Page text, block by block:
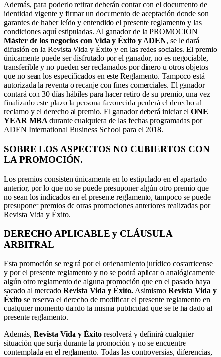
Además, para poderlo retirar deberán contar con el documento de
identidad vigente y firmar un documento de aceptación donde son
garantes de haber leído y entendido el presente reglamento y las
condiciones aquí estipuladas. Al ganador de la PROMOCIÓN
Máster de los negocios con Vida y Éxito y ADEN, se le dará
difusión en la Revista Vida y Éxito y en las redes sociales. El premio
únicamente puede ser disfrutado por el ganador, no es negociable,
transferible y no pueden ser reclamados por dinero u otros objetos
que no sean los especificados en este Reglamento. Tampoco está
autorizada la reventa o recanje con fines comerciales. El ganador
contará con 30 días hábiles para hacer retiro de su premio, una vez
finalizado este plazo la persona favorecida perderá el derecho al
reclamo y el derecho al premio. El ganador deberá iniciar el ONE
YEAR MBA durante cualquiera de las fechas programadas por
ADEN International Business School para el 2018.
SOBRE LOS ASPECTOS NO CUBIERTOS CON
LA PROMOCIÓN.
Los premios consisten únicamente en lo estipulado en el apartado
anterior, por lo que no se puede presuponer algún otro premio que
no sean los indicados en el presente reglamento, tampoco se puede
presuponer premios de otras promociones anteriores realizadas por
Revista Vida y Éxito.
DERECHO APLICABLE y CLÁUSULA
ARBITRAL
Esta promoción se regirá por el ordenamiento jurídico costarricense
y por el presente reglamento y no se podrá aplicar o analógicamente
algún otro reglamento de alguna promoción que en el pasado haya
sacado al mercado Revista Vida y Éxito. Asimismo Revista Vida y
Éxito se reserva el derecho de modificar el presente reglamento en
cualquier momento dando la misma publicidad que se le ha dado al
presente reglamento.
Además, Revista Vida y Éxito resolverá y definirá cualquier
situación que surja durante la promoción y no se encuentre
contemplada en el reglamento. Todas las controversias, diferencias,